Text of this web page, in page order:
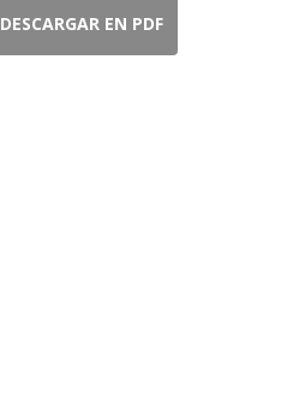
DESCARGAR EN PDF